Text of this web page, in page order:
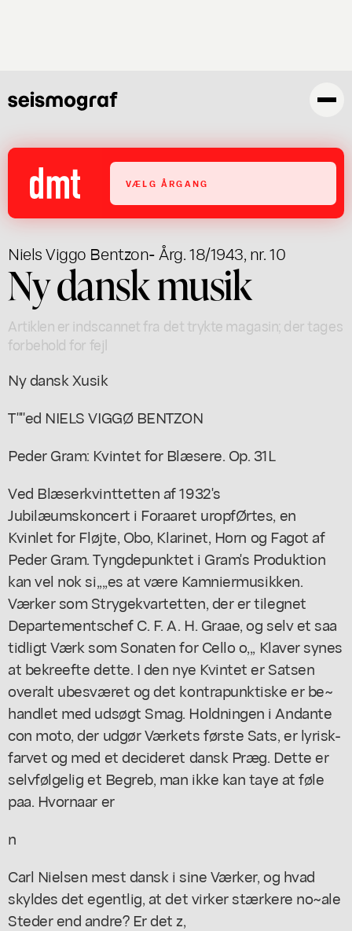
VÆLG ÅRGANG
Niels Viggo Bentzon- Årg. 18/1943, nr. 10
Ny dansk musik
Artiklen er indscannet fra det trykte magasin; der tages
forbehold for fejl
Ny dansk Xusik
T""ed NIELS VIGGØ BENTZON
Peder Gram: Kvintet for Blæsere. Op. 31L
Ved Blæserkvinttetten af 1932's
Jubilæumskoncert i Foraaret uropfØrtes, en
Kvinlet for Fløjte, Obo, Klarinet, Horn og Fagot af
Peder Gram. Tyngdepunktet i Gram's Produktion
kan vel nok si,,,,es at være Kamniermusikken.
Værker som Strygekvartetten, der er tilegnet
Departementschef C. F. A. H. Graae, og selv et saa
tidligt Værk som Sonaten for Cello o,,, Klaver synes
at bekreefte dette. I den nye Kvintet er Satsen
overalt ubesværet og det kontrapunktiske er be~
handlet med udsøgt Smag. Holdningen i Andante
con moto, der udgør Værkets første Sats, er lyrisk-
farvet og med et decideret dansk Præg. Dette er
selvfølgelig et Begreb, man ikke kan taye at føle
paa. Hvornaar er
n
Carl Nielsen mest dansk i sine Værker, og hvad
skyldes det egentlig, at det virker stærkere no~ale
Steder end andre? Er det z,